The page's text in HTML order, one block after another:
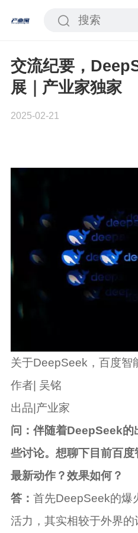
交流纪要，
展｜产业家独家
2025-02-21
关于DeepSeek，百度智
作者| 吴铭
出品|产业家
问：伴随着DeepSeek的
些讨论。想聊下目前百
最新动作？效果如何？
答： 首先DeepSeek的爆
活力，其实相较于外界